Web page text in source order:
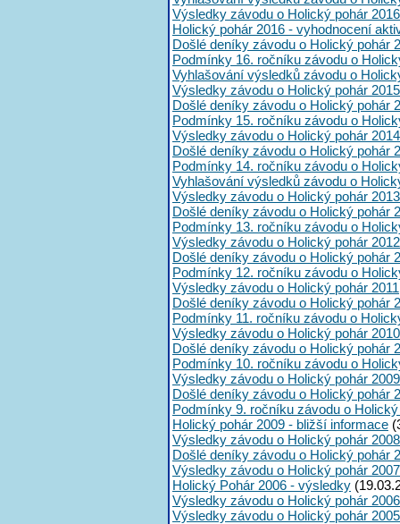
Výsledky závodu o Holický pohár 2016
Holický pohár 2016 - vyhodnocení
Došlé deníky závodu o Holický pohár
Podmínky 16. ročníku závodu o
Vyhlašování výsledků závodu o
Výsledky závodu o Holický pohár 2015
Došlé deníky závodu o Holický pohár
Podmínky 15. ročníku závodu o
Výsledky závodu o Holický pohár 2014
Došlé deníky závodu o Holický pohár
Podmínky 14. ročníku závodu o
Vyhlašování výsledků závodu o
Výsledky závodu o Holický pohár 2013
Došlé deníky závodu o Holický pohár
Podmínky 13. ročníku závodu o
Výsledky závodu o Holický pohár 2012
Došlé deníky závodu o Holický pohár
Podmínky 12. ročníku závodu o
Výsledky závodu o Holický pohár 2011
Došlé deníky závodu o Holický pohár
Podmínky 11. ročníku závodu o
Výsledky závodu o Holický pohár 2010
Došlé deníky závodu o Holický pohár
Podmínky 10. ročníku závodu o
Výsledky závodu o Holický pohár 2009
Došlé deníky závodu o Holický pohár
Podmínky 9. ročníku závodu o
Holický pohár 2009 - bližší informace
Výsledky závodu o Holický pohár 2008
Došlé deníky závodu o Holický pohár
Výsledky závodu o Holický pohár 2007
Holický Pohár 2006 - výsledky
Výsledky závodu o Holický pohár 2006
Výsledky závodu o Holický pohár 2005